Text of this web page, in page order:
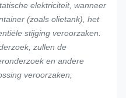
elektriciteit, wanneer
(zoals olietank), het
stijging veroorzaken.
zullen de
en andere
veroorzaken,